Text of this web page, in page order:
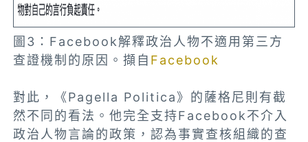
圖3：Facebook解釋政治人物不適用第三方
查證機制的原因。擷自 Facebook
對此，《Pagella Politica》的薩格尼則有截
然不同的看法。他完全支持Facebook不介入
政治人物言論的政策，認為事實查核組織的查